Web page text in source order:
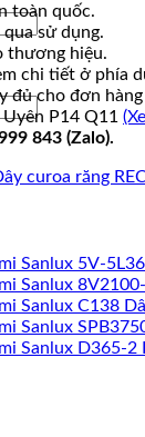
toàn quốc.
sử dụng.
thương hiệu.
chi tiết ở phía
đủ cho đơn
P14 Q11
843 (Zalo).
curoa răng